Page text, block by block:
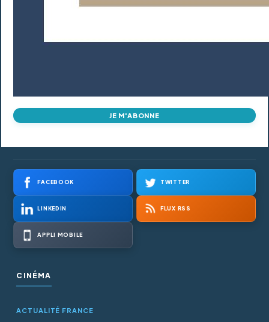
JE M'ABONNE
FACEBOOK TWITTER
LINKEDIN FLUX RSS
APPLI MOBILE
CINÉMA
ACTUALITÉ FRANCE